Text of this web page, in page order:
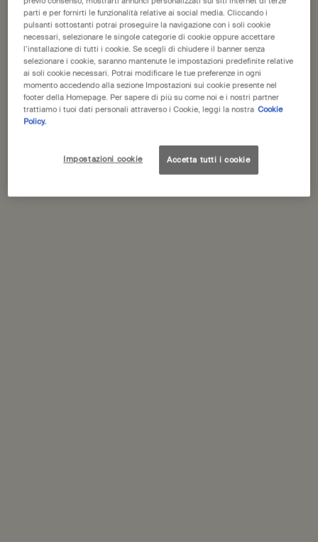
Schede PDP
Descrizione
Una miscela delicata e priva di alcol arricchita da provitamina B5
e antiossidanti fortificanti. Purifica i pori ed equilibra la pelle
preparandola all’idratazione.
Adatto a:
Sensazione sulla pelle:
Equilibrata, fresca e idratata con una
finitura leggera
B₅), Tè Verde
parti e per fornirti le funzionalità relative ai social media. Cliccando i
pulsanti sottostanti potrai proseguire la navigazione con i soli cookie
necessari, selezionare le singole categorie di cookie oppure accettare
l’installazione di tutti i cookie. Se scegli di chiudere il banner senza
selezionare i cookie, saranno mantenute le impostazioni predefinite relative
ai soli cookie necessari. Potrai modificare le tue preferenze in ogni
momento accedendo alla sezione Impostazioni sui cookie presente nel
footer della Homepage. Per sapere di più su come noi e i nostri partner
trattiamo i tuoi dati personali attraverso i Cookie, leggi la nostra Cookie
Policy.
Impostazioni cookie Accetta tutti i cookie